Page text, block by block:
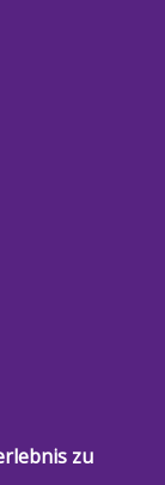
zu